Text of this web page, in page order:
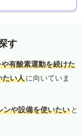
す
有酸素運動を続けた
たい人に向いていま
ンや設備を使いたい と